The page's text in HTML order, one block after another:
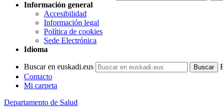
Información general
Accesibilidad
Información legal
Política de cookies
Sede Electrónica
Idioma
Buscar en euskadi.eus
Contacto
Mi carpeta
Departamento de Salud